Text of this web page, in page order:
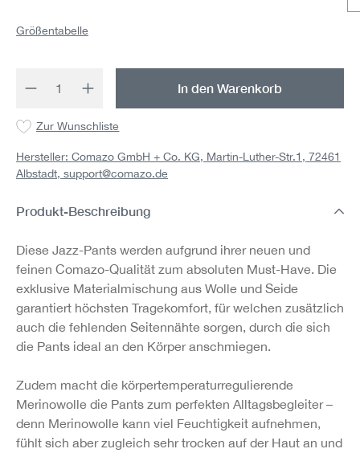
Größentabelle
Produkt Anzahl: Gib den gewünschten
In den Warenkorb
Zur Wunschliste
Hersteller: Comazo GmbH + Co. KG, Martin-Luther-Str.1, 72461
Albstadt, support@comazo.de
Produkt-Beschreibung
Diese Jazz-Pants werden aufgrund ihrer neuen und
feinen Comazo-Qualität zum absoluten Must-Have. Die
exklusive Materialmischung aus Wolle und Seide
garantiert höchsten Tragekomfort, für welchen zusätzlich
auch die fehlenden Seitennähte sorgen, durch die sich
die Pants ideal an den Körper anschmiegen.
Zudem macht die körpertemperaturregulierende
Merinowolle die Pants zum perfekten Alltagsbegleiter –
denn Merinowolle kann viel Feuchtigkeit aufnehmen,
fühlt sich aber zugleich sehr trocken auf der Haut an und